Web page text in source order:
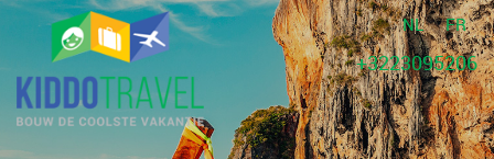
NL FR
+3223095206